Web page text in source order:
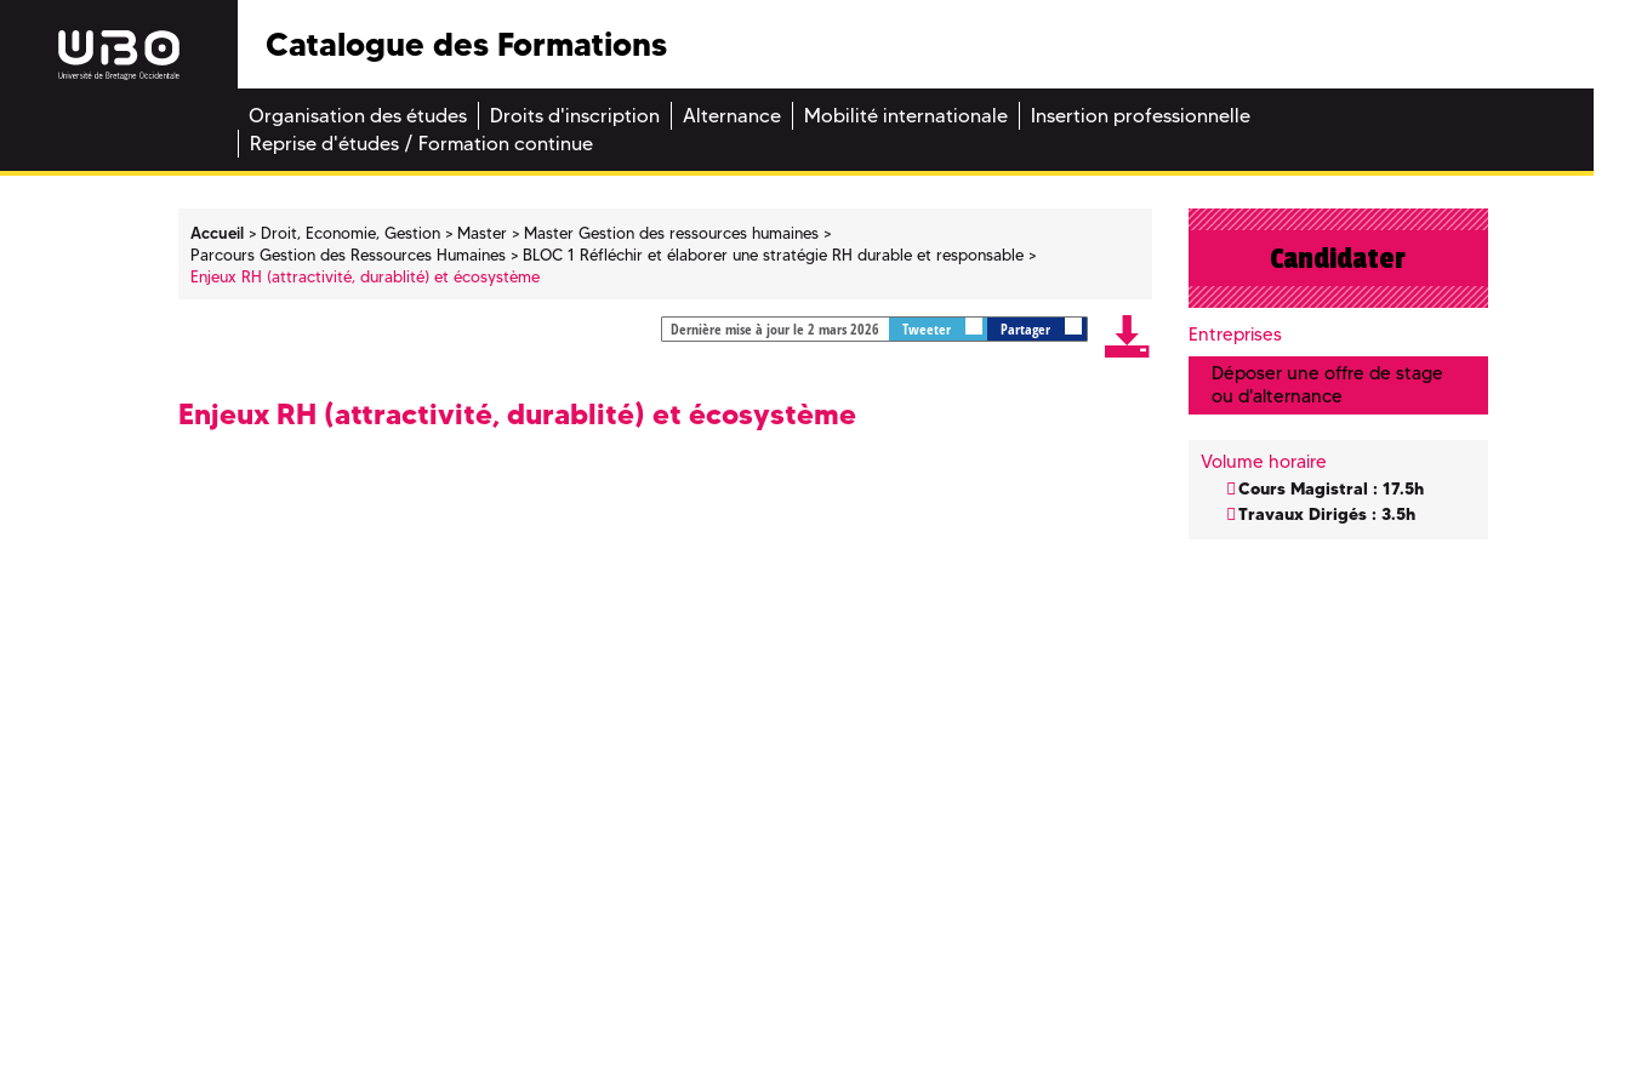
Catalogue des Formations
Organisation des études Droits d'inscription Alternance Mobilité internationale
Insertion professionnelle
Reprise d'études / Formation continue
Accueil Droit, Economie, Gestion Master
Master Gestion des ressources humaines
Parcours Gestion des Ressources Humaines
BLOC 1 Réfléchir et élaborer une stratégie RH durable et responsable
Enjeux RH (attractivité, durablité) et écosystème
Dernière mise à jour le 2 mars 2026 Tweeter Partager
Enjeux RH (attractivité, durablité) et écosystème
Candidater
Entreprises
Déposer une offre de stage
ou d'alternance
Volume horaire
Cours Magistral : 17.5h
Travaux Dirigés : 3.5h